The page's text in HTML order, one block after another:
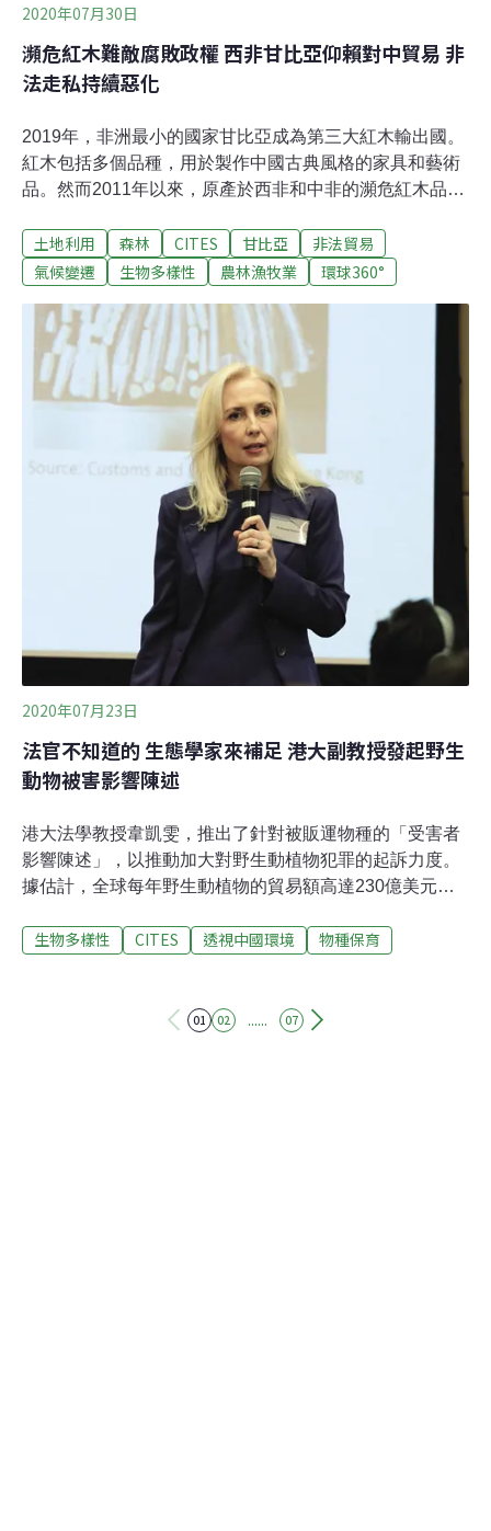
2020年07月30日
瀕危紅木難敵腐敗政權 西非甘比亞仰賴對中貿易 非
法走私持續惡化
2019年，非洲最小的國家甘比亞成為第三大紅木輸出國。
紅木包括多個品種，用於製作中國古典風格的家具和藝術
品。然而2011年以來，原產於西非和中非的瀕危紅木品種
跡。這種在當地被稱為「基諾」（keno）的紅木，實際上
大部分是從鄰國塞內加爾非法採伐並走私至甘比亞的，這
Environmental Investigation Agency ，簡稱EIA）的一項
調查，讓我們對此類地下貿易的規模和運作有了更新的認
識。該組織6月發表題為《渾水摸魚》（Cashing-in on
Chaos）的報告顯示，2012年6月至2020年4月，甘比亞
出口了大約160萬棵紅木。根據EIA的發現，這些出口紅木
大多違反了《瀕危野生動植物種國際貿易公約》
（CITES）的相關規定。 2017年，刺猬紫檀被該公約列
土地利用 森林 CITES 甘比亞
非法貿易
氣候變遷
生物多樣性 農林漁牧業 環球360°
2020年07月23日
法官不知道的 生態學家來補足 港大副教授發起野生
動物被害影響陳述
港大法學教授韋凱雯，推出了針對被販運物種的「受害者
影響陳述」，以推動加大對野生動植物犯罪的起訴力度。
據估計，全球每年野生動植物的貿易額高達230億美元。
方， 其中包括受保護的動植物及其器官和製品。根據ADM
（約21億台幣）。野生物種交易是僅次於毒品的第二大非
生物多樣性 CITES 透視中國環境 物種保育
01 02 ...... 07